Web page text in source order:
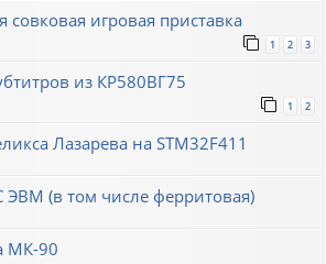
совковая игровая приставка
1 2 3
из КР580ВГ75
1 2
Лазарева на STM32F411
ЭВМ (в том числе ферритовая)
МК-90